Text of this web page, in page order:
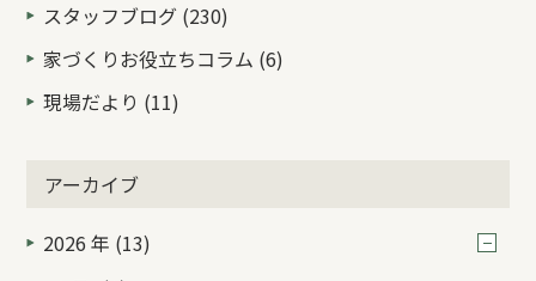
スタッフブログ (230)
家づくりお役立ちコラム (6)
現場だより (11)
アーカイブ
2026 年 (13)